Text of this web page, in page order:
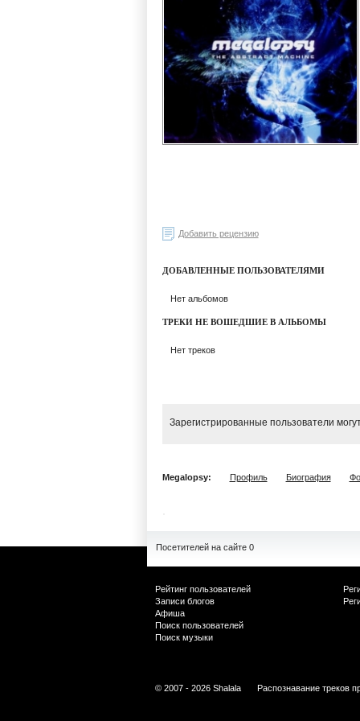
Добавить рецензию
ДОБАВЛЕННЫЕ ПОЛЬЗОВАТЕЛЯМИ
Нет альбомов
ТРЕКИ НЕ ВОШЕДШИЕ В АЛЬБОМЫ
Нет треков
Зарегистрированные пользователи
Megalopsy: Профиль Биография
Посетителей на сайте 0
Рейтинг пользователей
Записи блогов
Афиша
Поиск пользователей
Поиск музыки
© 2007 - 2026 Shalala Распознавание треков